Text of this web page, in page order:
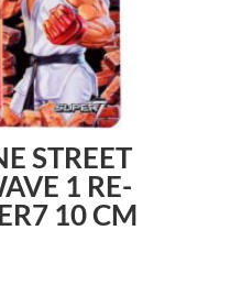
STREET
1 RE-
10 CM